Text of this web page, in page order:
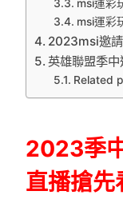
msi運彩
msi運彩
2023msi邀
英雄聯盟季
Related
2023季
直播搶先